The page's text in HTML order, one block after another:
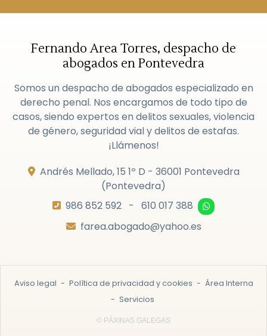
Fernando Area Torres, despacho de
abogados en Pontevedra
Somos un despacho de abogados especializado en
derecho penal. Nos encargamos de todo tipo de
casos, siendo expertos en delitos sexuales, violencia
de género, seguridad vial y delitos de estafas.
¡Llámenos!
Andrés Mellado, 15 1º D - 36001 Pontevedra
(Pontevedra)
986 852 592 -
610 017 388
farea.abogado@yahoo.es
Aviso legal - Política de privacidad y cookies - Área Interna
- Servicios
© PÁXINAS GALEGAS